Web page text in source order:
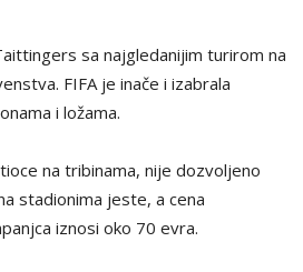
sa najgledanijim turirom na
FIFA je inače i izabrala
i ložama.
na tribinama, nije dozvoljeno
stadionima jeste, a cena
iznosi oko 70 evra.